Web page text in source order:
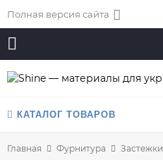
Полная версия сайта
КАТАЛОГ ТОВАРОВ
Главная Фурнитура Застежки